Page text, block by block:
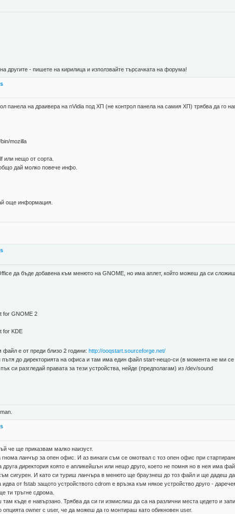
другите - пишете на кирилица и използвайте търсачката на форума!
панела на драивера на nVidia под ХП (не контрол панела на самия ХП) трябва да го
mozilla
или нещо от сорта.
дай молко повече инфо.
още информация.
да бъде добавена към менюто на GNOME, но има аплет, който можеш да си сложиш
for GNOME 2
for KDE
файл е от преди близо 2 години:http://ooqstart.sourceforge.net/
пътя до директорията на офиса и там има един файл start-нещо-си (в момента не ми
си разгледай правата за тези устройства, нейде (предполагам) из /dev/sound
че ще приказвам малко наизуст.
ланчър за опен офис. И аз винаги съм се омотвал с тоз опен офис при
директория която е апликейшън или нещо друго, което не помня но в нея има
сигурен. И като си туриш ланчъра в менюто ще браузнеш до тоз файл и ще дадеш да
идва от fstab защото устройството cdrom е връзка към някое устройство друго -
ти тръгне сдрома.
къде е навързано. Трябва да си ги измислиш да са на различни места цедето и
owner с user, че да можеш да го монтираш като обикновен user.